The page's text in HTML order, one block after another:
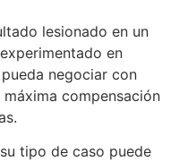
lesionado en un
en
negociar con
compensación
tipo de caso puede